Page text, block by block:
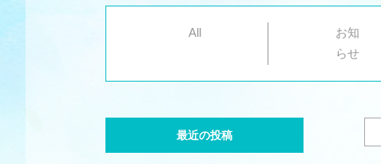
All
お知
らせ
最近の投稿